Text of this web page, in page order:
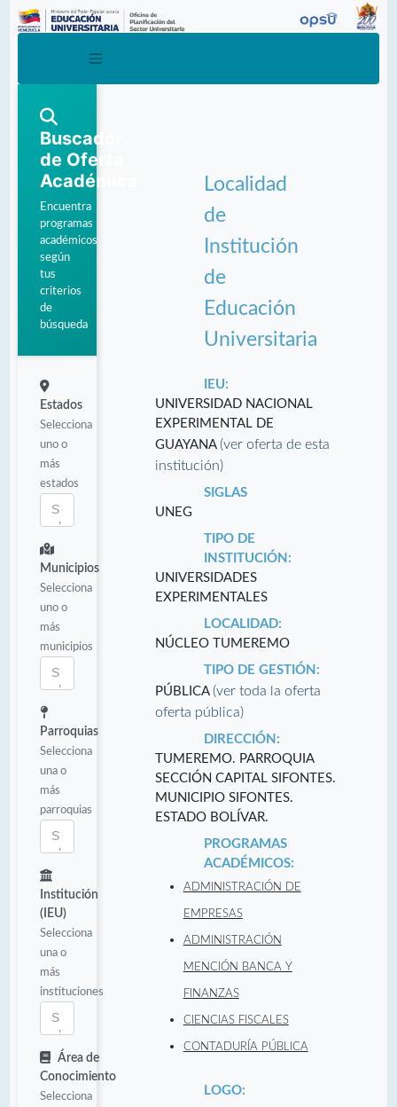
Buscador
de Oferta
Académica
Encuentra
programas
académicos
según
tus
criterios
de
búsqueda
Estados
Selecciona
uno o
más
estados
Municipios
Selecciona
uno o
más
municipios
Parroquias
Selecciona
una o
más
parroquias
Institución
(IEU)
Selecciona
una o
más
instituciones
Área de
Conocimiento
Selecciona
Localidad
de
Institución
de
Educación
Universitaria
IEU:
UNIVERSIDAD NACIONAL
EXPERIMENTAL DE
GUAYANA (ver oferta de esta
institución)
SIGLAS
UNEG
TIPO DE
INSTITUCIÓN:
UNIVERSIDADES
EXPERIMENTALES
LOCALIDAD:
NÚCLEO TUMEREMO
TIPO DE GESTIÓN:
PÚBLICA (ver toda la oferta
oferta pública)
DIRECCIÓN:
TUMEREMO. PARROQUIA
SECCIÓN CAPITAL SIFONTES.
MUNICIPIO SIFONTES.
ESTADO BOLÍVAR.
PROGRAMAS
ACADÉMICOS:
ADMINISTRACIÓN DE
EMPRESAS
ADMINISTRACIÓN
MENCIÓN BANCA Y
FINANZAS
CIENCIAS FISCALES
CONTADURÍA PÚBLICA
LOGO: